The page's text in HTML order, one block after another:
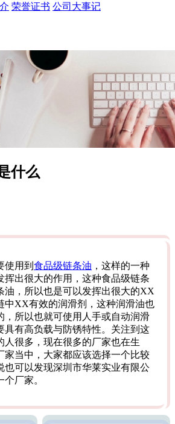
荣誉证书 公司大事记
什么
使用到 食品级链条油 ，这样的一种
挥出很大的作用，这种食品级链条
油，所以也是可以发挥出很大的XX
中XX有效的润滑剂，这种润滑油也
，所以也就可使用人手或自动润滑
具有高负载与防锈特性。关注到这
人很多，现在很多的厂家也在生
家当中，大家都应该选择一个比较
也可以发现深圳市华莱实业有限公
厂家。